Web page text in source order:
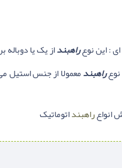
راهبنداز یک یا
نوعراهبندمعمولا از جنس استیل
انواعراهبنداتوماتیک